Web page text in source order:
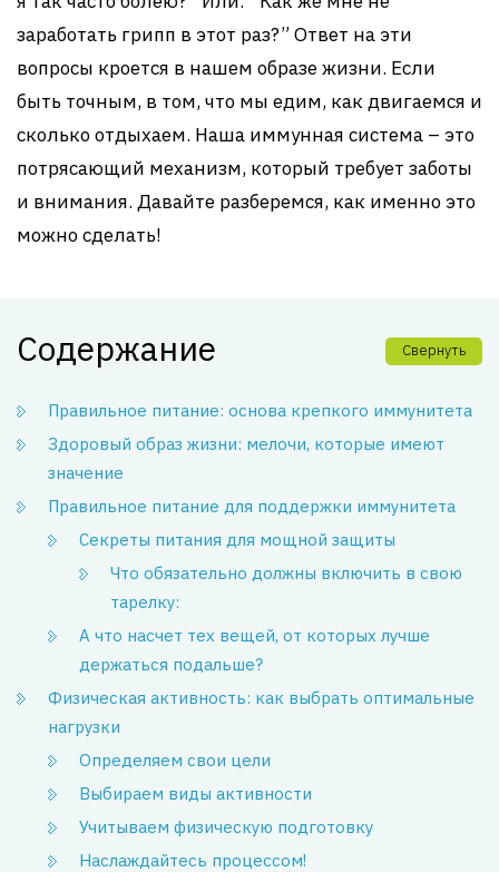
заработать грипп в этот раз?” Ответ на эти
вопросы кроется в нашем образе жизни. Если
быть точным, в том, что мы едим, как двигаемся и
сколько отдыхаем. Наша иммунная система – это
потрясающий механизм, который требует заботы
и внимания. Давайте разберемся, как именно это
можно сделать!
Содержание Свернуть
Правильное питание: основа крепкого иммунитета
Здоровый образ жизни: мелочи, которые имеют
значение
Правильное питание для поддержки иммунитета
Секреты питания для мощной защиты
Что обязательно должны включить в свою
тарелку:
А что насчет тех вещей, от которых лучше
держаться подальше?
Физическая активность: как выбрать оптимальные
нагрузки
Определяем свои цели
Выбираем виды активности
Учитываем физическую подготовку
Наслаждайтесь процессом!